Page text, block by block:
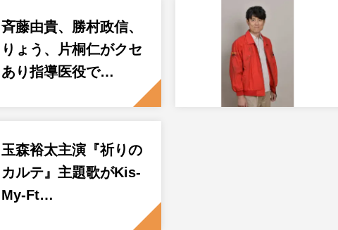
斉藤由貴、勝村政信、
りょう、片桐仁がクセ
あり指導医役で…
玉森裕太主演『祈りの
カルテ』主題歌がKis-
My-Ft…